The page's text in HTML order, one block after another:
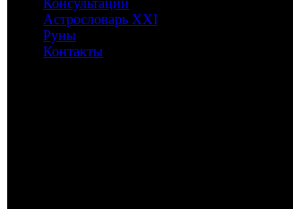
Астрословарь XXI
Руны
Контакты